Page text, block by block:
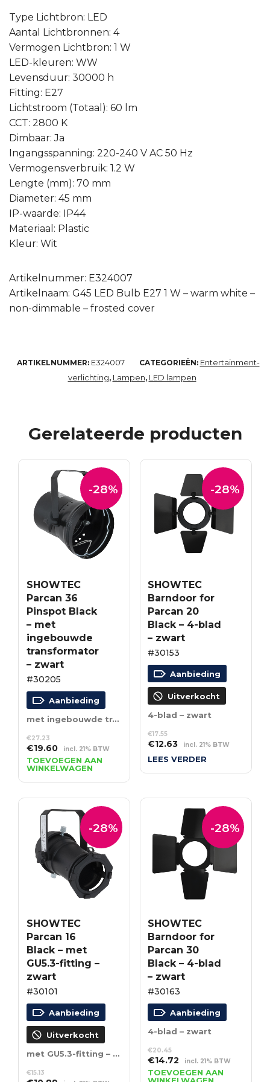
Type Lichtbron: LED
Aantal Lichtbronnen: 4
Vermogen Lichtbron: 1 W
LED-kleuren: WW
Levensduur: 30000 h
Fitting: E27
Lichtstroom (Totaal): 60 lm
CCT: 2800 K
Dimbaar: Ja
Ingangsspanning: 220-240 V AC 50 Hz
Vermogensverbruik: 1.2 W
Lengte (mm): 70 mm
Diameter: 45 mm
IP-waarde: IP44
Materiaal: Plastic
Kleur: Wit
Artikelnummer: E324007
Artikelnaam: G45 LED Bulb E27 1 W – warm white –
non-dimmable – frosted cover
ARTIKELNUMMER: E324007 CATEGORIEËN: Entertainment-
verlichting, Lampen, LED lampen
Gerelateerde producten
-28%
SHOWTEC
Parcan 36
Pinspot Black
– met
ingebouwde
transformator
– zwart
#30205
Aanbieding
met ingebouwde transformator – zwart
€27.23
Oorspronkelijke
prijs
was:
€27.23.
€19.60Huidige
prijs
is:
€19.60.
incl. 21% BTW
TOEVOEGEN AAN
WINKELWAGEN
-28%
SHOWTEC
Barndoor for
Parcan 20
Black – 4-blad
– zwart
#30153
Aanbieding
Uitverkocht
4-blad – zwart
€17.55
Oorspronkelijke
prijs
€12.63Huidige
prijs
incl. 21% BTW
LEES VERDER
-28%
SHOWTEC
Parcan 16
Black – met
GU5.3-fitting –
zwart
#30101
Aanbieding
Uitverkocht
met GU5.3-fitting – zwart
€15.13
-28%
SHOWTEC
Barndoor for
Parcan 30
Black – 4-blad
– zwart
#30163
Aanbieding
4-blad – zwart
€20.45
Oorspronkelijke
prijs
€14.72 Huidige
prijs
incl. 21% BTW
TOEVOEGEN AAN